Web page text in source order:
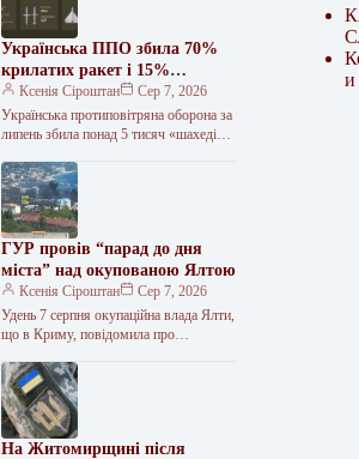
Українська ППО збила 70%
крилатих ракет і 15%
балістичних у липні
Ксенія Сіроштан
Сер 7, 2026
Українська протиповітряна оборона за
липень збила понад 5 тисяч «шахедів»
балістичні. Про…
ГУР провів “парад до дня
міста” над окупованою Ялтою
Ксенія Сіроштан
Сер 7, 2026
Удень 7 серпня окупаційна влада Ялти,
що в Криму, повідомила про
мережі з’явилося зображення…
На Житомирщині після
и